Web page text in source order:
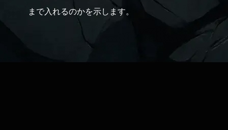
まで入れるのかを示します。